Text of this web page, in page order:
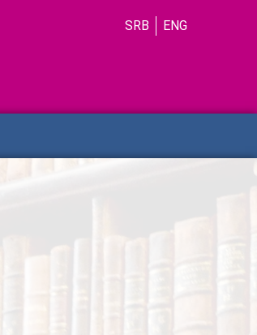
SRB ENG